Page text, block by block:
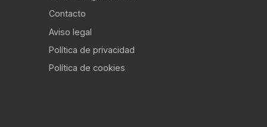
Contacto
Aviso legal
Política de privacidad
Política de cookies